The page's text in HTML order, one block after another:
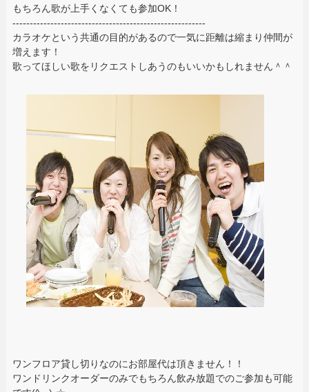
もちろん歌が上手くなくても参加OK！
--------------------------------------------------------
カラオケという共通の目的があるので一気に距離は縮まり仲間が
増えます！
歌ってほしい歌をリクエストしあうのもいいかもしれません＾＾
ワンフロア貸し切りなのにお部屋代は頂きません！！
ワンドリンクオーダーのみでもちろん飲み放題でのご参加も可能